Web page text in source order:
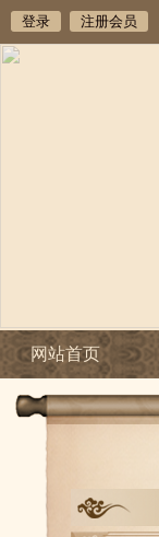
登录 注册会员
网站首页